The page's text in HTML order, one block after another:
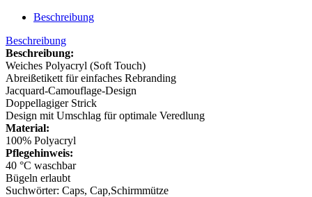
Beschreibung
Beschreibung
Beschreibung:
Weiches Polyacryl (Soft Touch)
Abreißetikett für einfaches Rebranding
Jacquard-Camouflage-Design
Doppellagiger Strick
Design mit Umschlag für optimale Veredlung
Material:
100% Polyacryl
Pflegehinweis:
40 °C waschbar
Bügeln erlaubt
Suchwörter: Caps, Cap,Schirmmütze